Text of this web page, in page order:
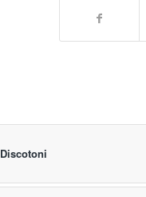
Discotoni